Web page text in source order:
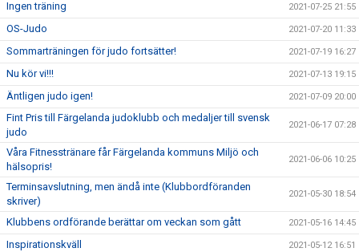
Ingen träning 2021-07-25 21:55
OS-Judo 2021-07-20 11:33
Sommarträningen för judo fortsätter! 2021-07-19 16:27
Nu kör vi!!! 2021-07-13 19:15
Äntligen judo igen! 2021-07-09 20:00
Fint Pris till Färgelanda judoklubb och medaljer till svensk
judo
2021-06-17 07:28
Våra Fitnesstränare får Färgelanda kommuns Miljö och
hälsopris!
2021-06-06 10:25
Terminsavslutning, men ändå inte (Klubbordföranden
skriver)
2021-05-30 18:54
Klubbens ordförande berättar om veckan som gått 2021-05-16 14:45
Inspirationskväll 2021-05-12 16:51